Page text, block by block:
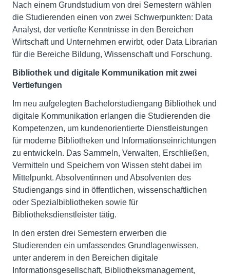
Nach einem Grundstudium von drei Semestern wählen
die Studierenden einen von zwei Schwerpunkten: Data
Analyst, der vertiefte Kenntnisse in den Bereichen
Wirtschaft und Unternehmen erwirbt, oder Data Librarian
für die Bereiche Bildung, Wissenschaft und Forschung.
Bibliothek und digitale Kommunikation mit zwei
Vertiefungen
Im neu aufgelegten Bachelorstudiengang Bibliothek und
digitale Kommunikation erlangen die Studierenden die
Kompetenzen, um kundenorientierte Dienstleistungen
für moderne Bibliotheken und Informationseinrichtungen
zu entwickeln. Das Sammeln, Verwalten, Erschließen,
Vermitteln und Speichern von Wissen steht dabei im
Mittelpunkt. Absolventinnen und Absolventen des
Studiengangs sind in öffentlichen, wissenschaftlichen
oder Spezialbibliotheken sowie für
Bibliotheksdienstleister tätig.
In den ersten drei Semestern erwerben die
Studierenden ein umfassendes Grundlagenwissen,
unter anderem in den Bereichen digitale
Informationsgesellschaft, Bibliotheksmanagement,